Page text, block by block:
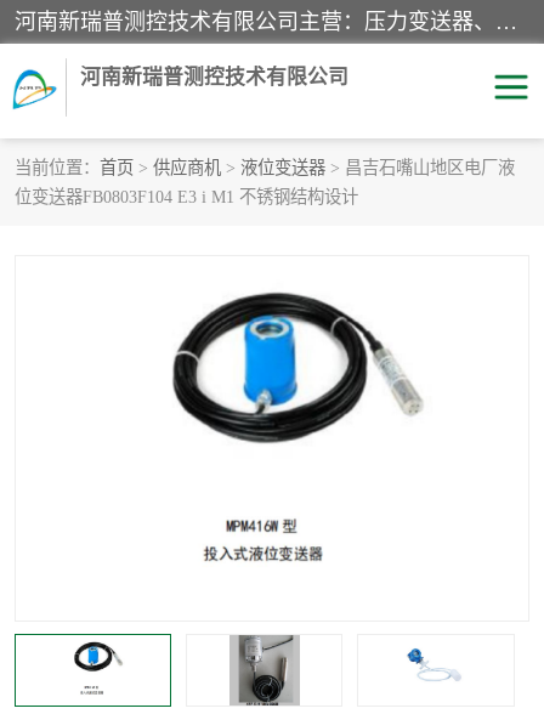
河南新瑞普测控技术有限公司主营：压力变送器、液位变送器、差压变送器、雷达料位计、电容物位计、温度显示控制仪表、电量变送器、流量计、工业自动化系统成套设备。
河南新瑞普测控技术有限公司
当前位置： 首页 > 供应商机 > 液位变送器 > 昌吉石嘴山地区电厂液
位变送器FB0803F104 E3 i M1 不锈钢结构设计